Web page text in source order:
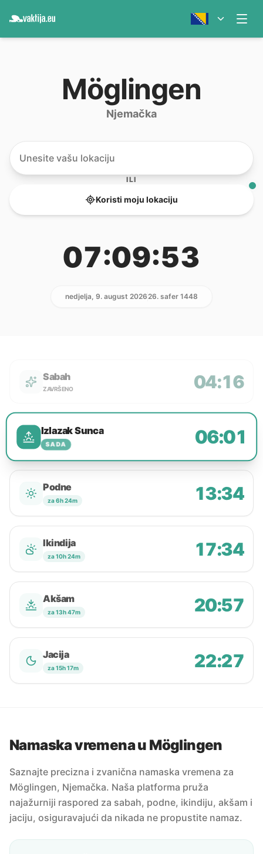
Möglingen
Njemačka
ILI
Koristi moju lokaciju
07:09:53
nedjelja, 9. august 202626. safer 1448
Sabah
ZAVRŠENO 04:16
Izlazak Sunca
SADA 06:01
Podne
za 6h 24m 13:34
Ikindija
za 10h 24m 17:34
Akšam
za 13h 47m 20:57
Jacija
za 15h 17m 22:27
Namaska vremena u Möglingen
Saznajte precizna i zvanična namaska vremena za
Möglingen, Njemačka. Naša platforma pruža
najažurniji raspored za sabah, podne, ikindiju, akšam i
jaciju, osiguravajući da nikada ne propustite namaz.